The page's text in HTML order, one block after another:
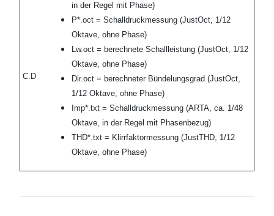
C.D
in der Regel mit Phase)
P*.oct = Schalldruckmessung (JustOct, 1/12
Oktave, ohne Phase)
Lw.oct = berechnete Schallleistung (JustOct, 1/12
Oktave, ohne Phase)
Dir.oct = berechneter Bündelungsgrad (JustOct,
1/12 Oktave, ohne Phase)
Imp*.txt = Schalldruckmessung (ARTA, ca. 1/48
Oktave, in der Regel mit Phasenbezug)
THD*.txt = Klirrfaktormessung (JustTHD, 1/12
Oktave, ohne Phase)